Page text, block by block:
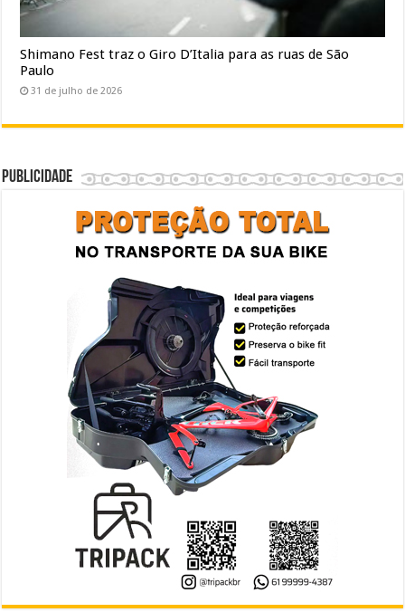
Shimano Fest traz o Giro D’Italia para as ruas de São
Paulo
31 de julho de 2026
Publicidade